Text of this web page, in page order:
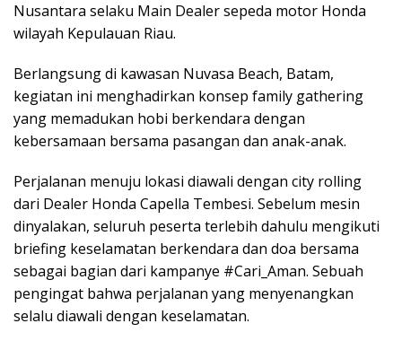
Nusantara selaku Main Dealer sepeda motor Honda
wilayah Kepulauan Riau.
Berlangsung di kawasan Nuvasa Beach, Batam,
kegiatan ini menghadirkan konsep family gathering
yang memadukan hobi berkendara dengan
kebersamaan bersama pasangan dan anak-anak.
Perjalanan menuju lokasi diawali dengan city rolling
dari Dealer Honda Capella Tembesi. Sebelum mesin
dinyalakan, seluruh peserta terlebih dahulu mengikuti
briefing keselamatan berkendara dan doa bersama
sebagai bagian dari kampanye #Cari_Aman. Sebuah
pengingat bahwa perjalanan yang menyenangkan
selalu diawali dengan keselamatan.